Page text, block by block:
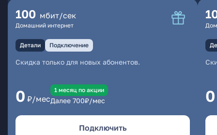
100 мбит/сек
Домашний интернет
Детали Подключение
Скидка только для новых абонентов.
0 ₽/мес
1 месяц по акции
Далее 700₽/мес
Подключить
0